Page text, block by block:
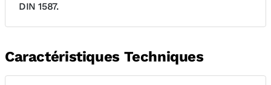
DIN 1587.
Caractéristiques Techniques